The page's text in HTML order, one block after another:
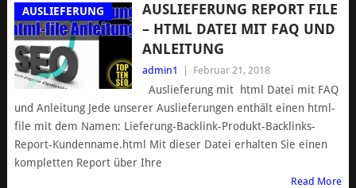
AUSLIEFERUNG
AUSLIEFERUNG REPORT FILE
– HTML DATEI MIT FAQ UND
ANLEITUNG
admin1 Februar 21, 2018
Auslieferung mit html Datei mit FAQ
und Anleitung Jede unserer Auslieferungen enthält einen html-
file mit dem Namen: Lieferung-Backlink-Produkt-Backlinks-
Report-Kundenname.html Mit dieser Datei erhalten Sie einen
kompletten Report über Ihre
Read More